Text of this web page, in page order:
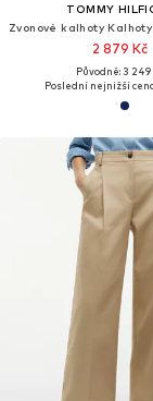
TOMMY
2 879 Kč
Původně: 3 249
Poslední nejnižší